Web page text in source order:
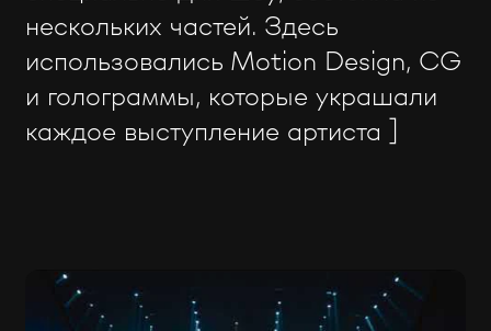
нескольких частей. Здесь
использовались Motion Design, CG
и голограммы, которые украшали
каждое выступление артиста ]